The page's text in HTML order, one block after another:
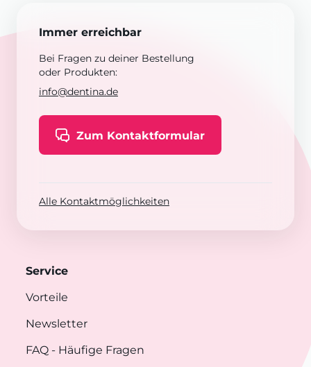
Immer erreichbar
Bei Fragen zu deiner Bestellung
oder Produkten:
info@dentina.de
Zum Kontaktformular
Alle Kontaktmöglichkeiten
Service
Vorteile
Newsletter
FAQ - Häufige Fragen